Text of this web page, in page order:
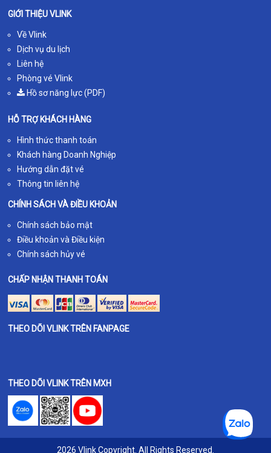
GIỚI THIỆU VLINK
Về Vlink
Dịch vụ du lịch
Liên hệ
Phòng vé Vlink
Hồ sơ năng lực (PDF)
HỖ TRỢ KHÁCH HÀNG
Hình thức thanh toán
Khách hàng Doanh Nghiệp
Hướng dẫn đặt vé
Thông tin liên hệ
CHÍNH SÁCH VÀ ĐIỀU KHOẢN
Chính sách bảo mật
Điều khoản và Điều kiện
Chính sách hủy vé
CHẤP NHẬN THANH TOÁN
THEO DÕI VLINK TRÊN FANPAGE
THEO DÕI VLINK TRÊN MXH
2026 Vlink Copyright. All Rights Reserved.